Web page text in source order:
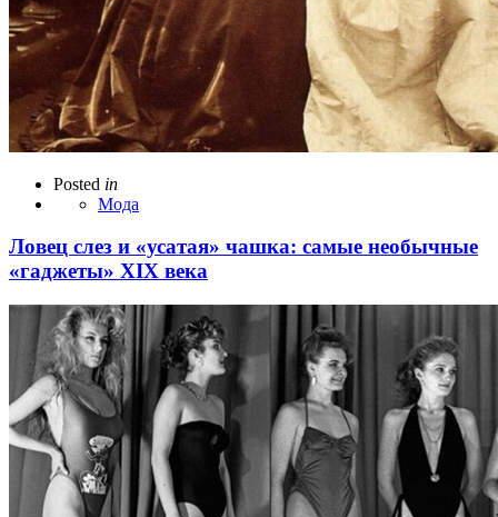
Posted in
Мода
Ловец слез и «усатая» чашка: самые необычные
«гаджеты» XIX века